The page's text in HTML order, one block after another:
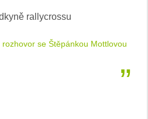
rallycrossu
rozhovor se Štěpánkou Mottlovou